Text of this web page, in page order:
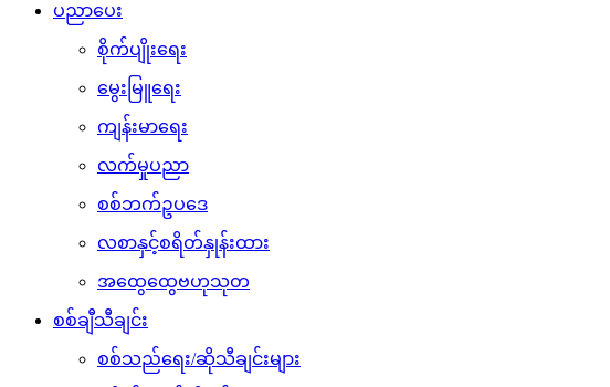
ပညာပေး
စိုက်ပျိုးရေး
မွေးမြူရေး
ကျန်းမာရေး
လက်မှုပညာ
စစ်ဘက်ဥပဒေ
လစာနှင့်စရိတ်နှုန်းထား
အထွေထွေဗဟုသုတ
စစ်ချီသီချင်း
စစ်သည်ရေး/ဆိုသီချင်းများ